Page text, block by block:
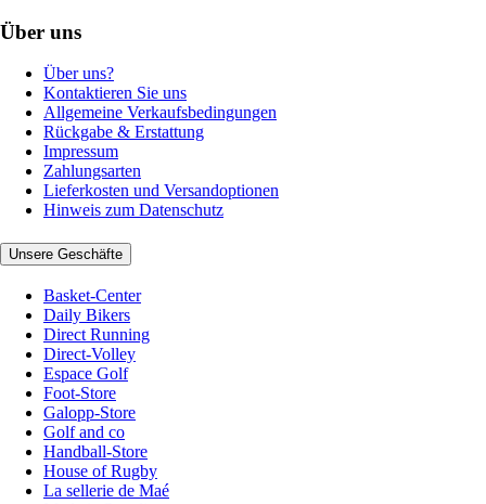
Über uns
Über uns?
Kontaktieren Sie uns
Allgemeine Verkaufsbedingungen
Rückgabe & Erstattung
Impressum
Zahlungsarten
Lieferkosten und Versandoptionen
Hinweis zum Datenschutz
Unsere Geschäfte
Basket-Center
Daily Bikers
Direct Running
Direct-Volley
Espace Golf
Foot-Store
Galopp-Store
Golf and co
Handball-Store
House of Rugby
La sellerie de Maé